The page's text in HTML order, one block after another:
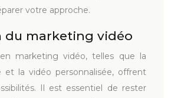
votre approche.
du marketing vidéo
marketing vidéo, telles que la
et la vidéo personnalisée, offrent
Il est essentiel de rester